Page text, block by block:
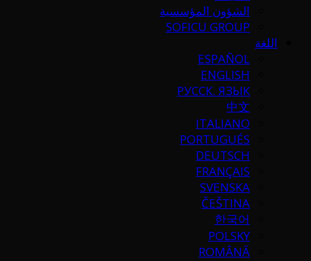
الشؤون المؤسسية
SOFICU GROUP
اللغة
ESPAÑOL
ENGLISH
РУССК. ЯЗЫК
中文
ITALIANO
PORTUGUÉS
DEUTSCH
FRANÇAIS
SVENSKA
ČEŠTINA
한국어
POLSKY
ROMÂNĂ